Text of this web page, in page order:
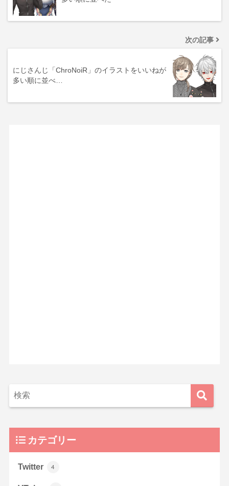
次の記事
にじさんじ「ChroNoiR」のイラストをいいねが
多い順に並べ…
カテゴリー
Twitter 4